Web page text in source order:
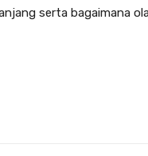
serta bagaimana